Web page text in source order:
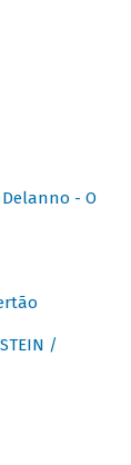
Delanno - O
/